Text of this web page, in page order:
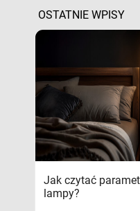
OSTATNIE WPISY
Jak czytać
lampy?